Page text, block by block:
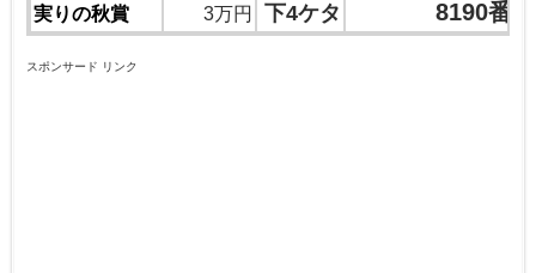
実りの秋賞 3万円 下4ケタ 8190番
スポンサード リンク